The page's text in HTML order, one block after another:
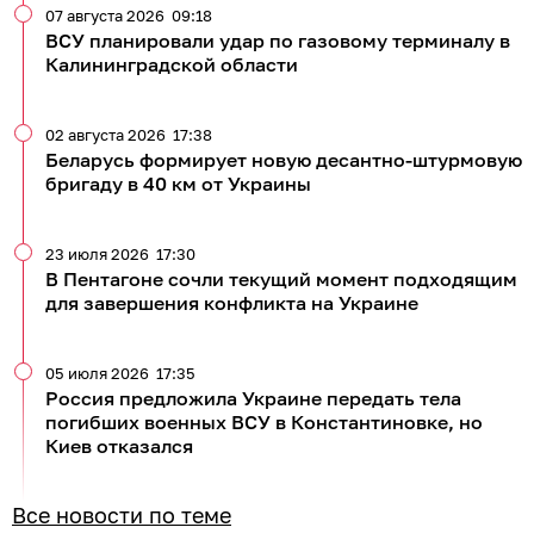
ВСУ планировали удар по газовому терминалу в
Калининградской области
07 августа 2026 09:18
Беларусь формирует новую десантно-штурмовую
бригаду в 40 км от Украины
02 августа 2026 17:38
В Пентагоне сочли текущий момент подходящим
для завершения конфликта на Украине
23 июля 2026 17:30
Россия предложила Украине передать тела
погибших военных ВСУ в Константиновке, но
Киев отказался
05 июля 2026 17:35
Все новости по теме